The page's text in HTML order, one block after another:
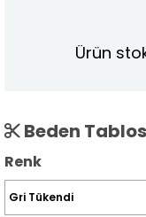
Ürün
Beden
Renk